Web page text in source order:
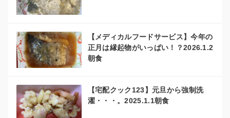
【メディカルフードサービス】今年の
正月は縁起物がいっぱい！？2026.1.2
朝食
【宅配クック123】元旦から強制洗
濯・・・。2025.1.1朝食